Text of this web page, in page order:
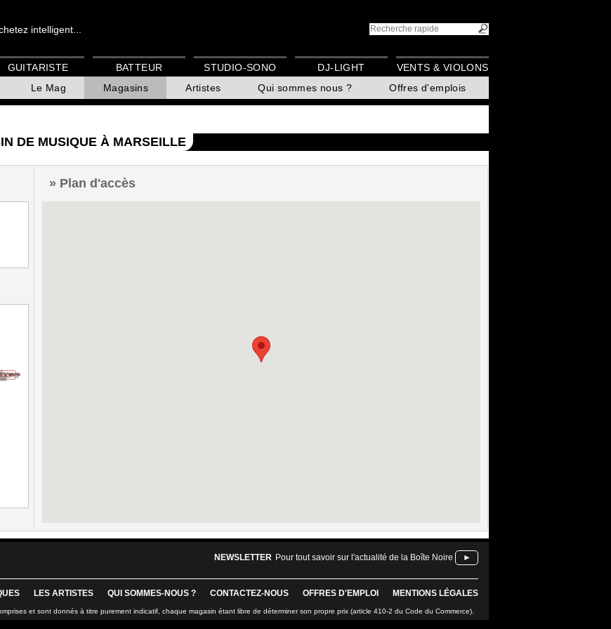
intelligent...
Le Mag Magasins Artistes Qui sommes nous ? Offres d'emplois
GUITARISTE BATTEUR STUDIO-SONO DJ-LIGHT VENTS & VIOLONS
DE MUSIQUE À MARSEILLE
Plan d'accès
NEWSLETTER Pour tout savoir sur l'actualité de la Boîte Noire ►
LES ARTISTES QUI SOMMES-NOUS ? CONTACTEZ-NOUS OFFRES D'EMPLOI MENTIONS LÉGALES
et sont donnés à titre purement indicatif, chaque magasin étant libre de déterminer son propre prix (article 410-2 du Code du Commerce).